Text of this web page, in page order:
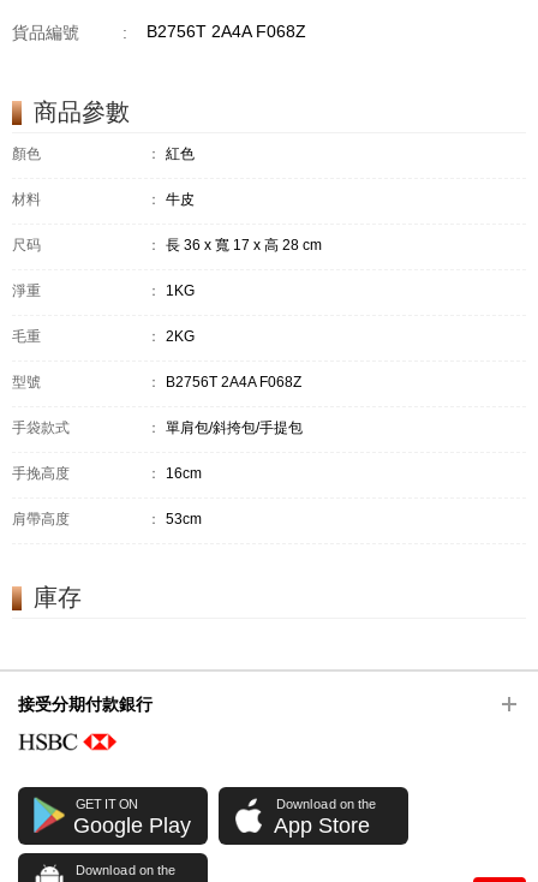
貨品編號 : B2756T 2A4A F068Z
商品參數
顏色 ： 紅色
材料 ： 牛皮
尺码 ： 長 36 x 寬 17 x 高 28 cm
淨重 ： 1KG
毛重 ： 2KG
型號 ： B2756T 2A4A F068Z
手袋款式 ： 單肩包/斜挎包/手提包
手挽高度 ： 16cm
肩帶高度 ： 53cm
庫存
接受分期付款銀行
GET IT ON
Google Play
Download on the
App Store
Download on the